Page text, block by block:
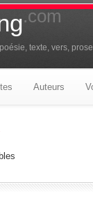
.com
texte, vers,
Auteurs